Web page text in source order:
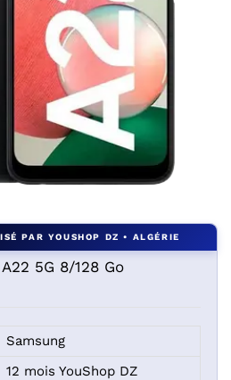
5G 8/128 Go
Samsung
12 mois YouShop DZ